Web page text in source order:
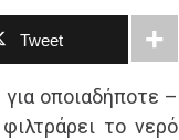
Tweet
οποιαδήποτε –
το νερό